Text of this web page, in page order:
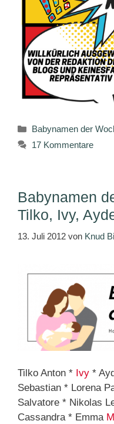
Kategorien
Babynamen der
17 Kommentare
Babynamen
Tilko, Ivy,
13. Juli 2012 von Knud
Tilko Anton * Ivy *
Sebastian * Lorena
Salvatore * Nikolas
Cassandra * Emma